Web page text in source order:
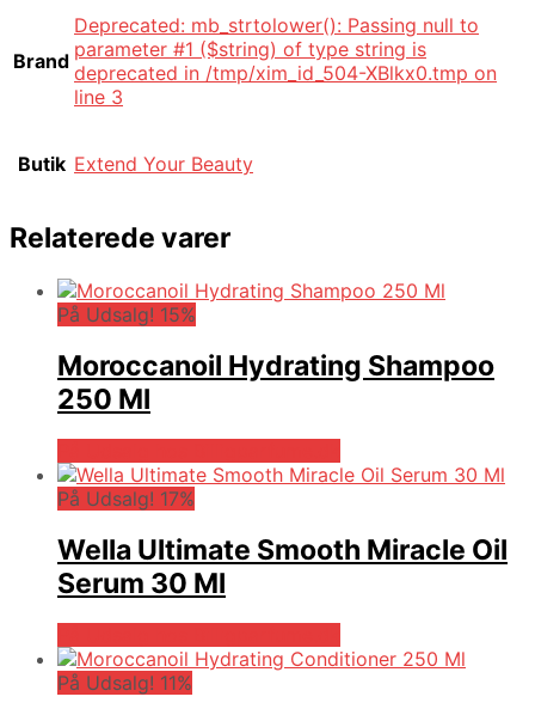
Brand
Deprecated: mb_strtolower(): Passing null to
parameter #1 ($string) of type string is
deprecated in /tmp/xim_id_504-XBlkx0.tmp on
line 3
Butik Extend Your Beauty
Relaterede varer
På Udsalg! 15%
Moroccanoil Hydrating Shampoo
250 Ml
På Udsalg! 17%
Wella Ultimate Smooth Miracle Oil
Serum 30 Ml
På Udsalg! 11%